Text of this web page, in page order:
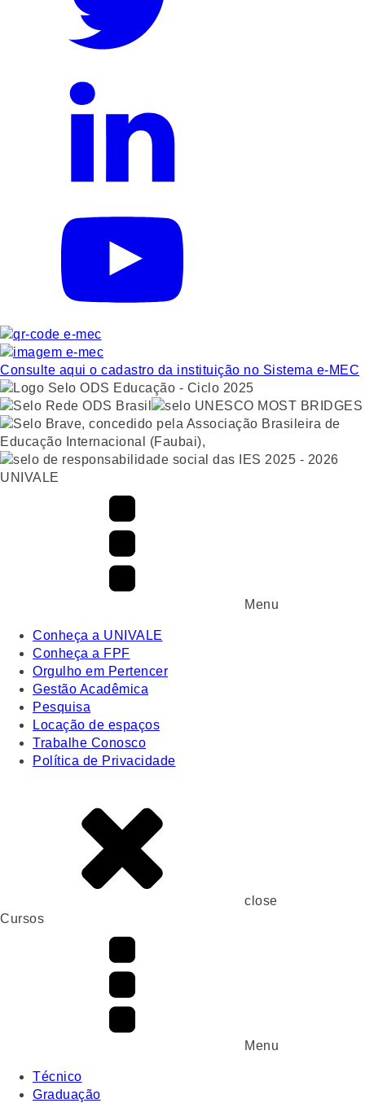
Consulte aqui o cadastro da instituição no Sistema e-MEC
UNIVALE
Menu
Conheça a UNIVALE
Conheça a FPF
Orgulho em Pertencer
Gestão Acadêmica
Pesquisa
Locação de espaços
Trabalhe Conosco
Política de Privacidade
close
Cursos
Menu
Técnico
Graduação